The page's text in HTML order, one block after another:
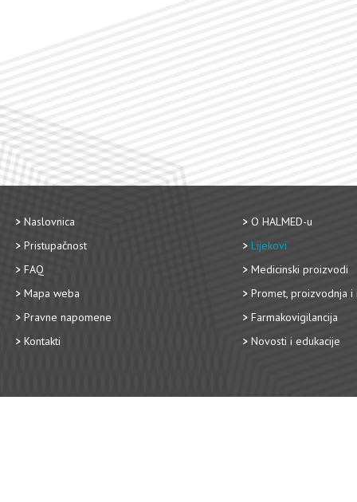
Naslovnica
Pristupačnost
FAQ
Mapa weba
Pravne napomene
Kontakti
O HALMED-u
Lijekovi
Medicinski proizvodi
Promet, proizvodnja i
Farmakovigilancija
Novosti i edukacije